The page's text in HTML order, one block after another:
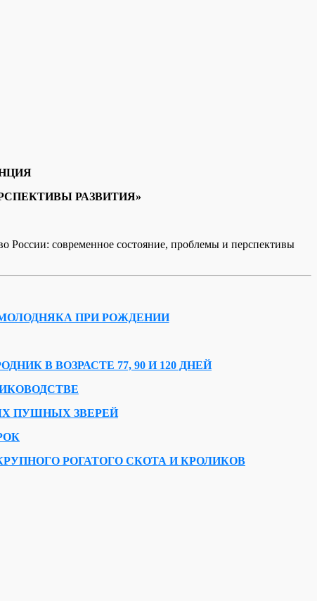
РАЗВИТИЯ»
России: современное состояние, проблемы и перспективы
ПРИ РОЖДЕНИИ
В ВОЗРАСТЕ 77, 90 И 120 ДНЕЙ
ПУШНЫХ ЗВЕРЕЙ
РОГАТОГО СКОТА И КРОЛИКОВ